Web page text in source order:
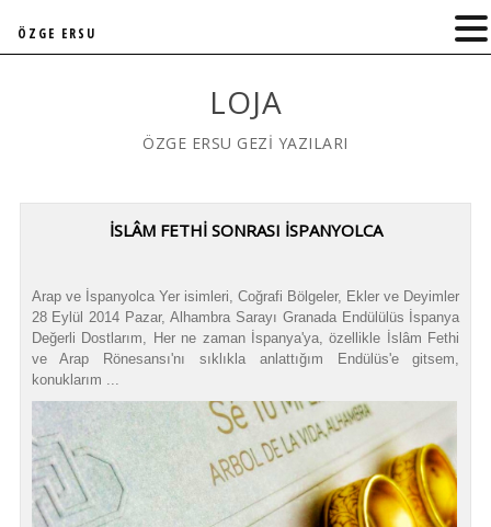
LOJA
ÖZGE ERSU GEZİ YAZILARI
İSLÂM FETHİ SONRASI İSPANYOLCA
Arap ve İspanyolca Yer isimleri, Coğrafi Bölgeler, Ekler ve Deyimler
28 Eylül 2014 Pazar, Alhambra Sarayı Granada Endülülüs İspanya
Değerli Dostlarım, Her ne zaman İspanya'ya, özellikle İslâm Fethi
ve Arap Rönesansı'nı sıklıkla anlattığım Endülüs'e gitsem,
konuklarım ...
ÖZGE ERSU